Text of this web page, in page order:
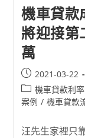
機車貸款
將迎接第
萬
2021-03-22
機車貸款利率
案例 / 機車貸款
汪先生家裡只